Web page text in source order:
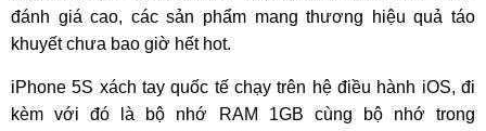
đánh giá cao, các sản phẩm mang thương hiệu quả táo
khuyết chưa bao giờ hết hot.
iPhone 5S xách tay quốc tế chạy trên hệ điều hành iOS, đi
kèm với đó là bộ nhớ RAM 1GB cùng bộ nhớ trong